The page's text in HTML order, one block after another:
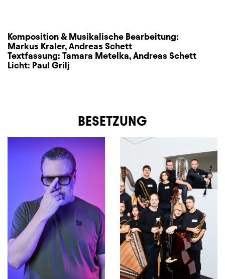
Komposition & Musikalische Bearbeitung:
Markus Kraler, Andreas Schett
Textfassung: Tamara Metelka, Andreas Schett
Licht: Paul Grilj
BESETZUNG